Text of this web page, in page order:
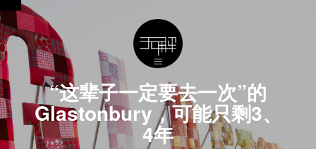
“这辈子一定要去一次”的
Glastonbury，可能只剩3、
4年